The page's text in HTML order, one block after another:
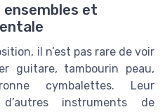
et
il n’est pas rare de voir
guitare, tambourin peau,
cymbalettes. Leur
instruments de